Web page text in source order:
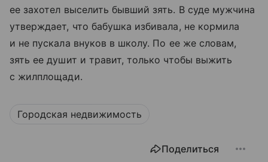
ее захотел выселить бывший зять. В суде мужчина
утверждает, что бабушка избивала, не кормила
и не пускала внуков в школу. По ее же словам,
зять ее душит и травит, только чтобы выжить
с жилплощади.
Городская недвижимость
Поделиться